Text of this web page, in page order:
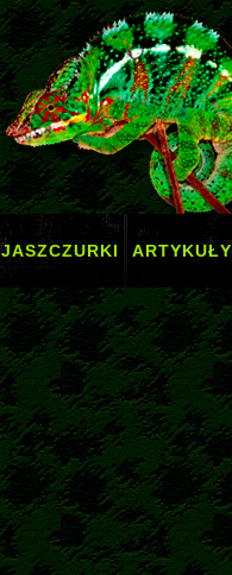
JASZCZURKI ARTYKUŁY